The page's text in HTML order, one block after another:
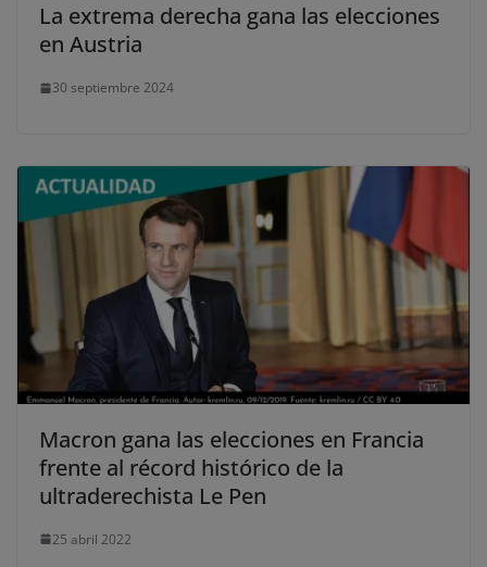
La extrema derecha gana las elecciones
en Austria
30 septiembre 2024
Macron gana las elecciones en Francia
frente al récord histórico de la
ultraderechista Le Pen
25 abril 2022